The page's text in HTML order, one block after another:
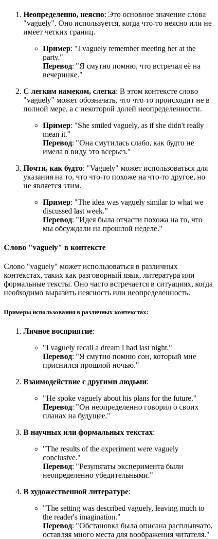
Неопределенно, неясно: Это основное значение слова
"vaguely". Оно используется, когда что-то неясно или не
имеет четких границ.
Пример: "I vaguely remember meeting her at the
party."
Перевод: "Я смутно помню, что встречал её на
вечеринке."
С легким намеком, слегка: В этом контексте слово
"vaguely" может обозначать, что что-то происходит не в
полной мере, а с некоторой долей неопределенности.
Пример: "She smiled vaguely, as if she didn't really
mean it."
Перевод: "Она смутилась слабо, как будто не
имела в виду это всерьез."
Почти, как будто: "Vaguely" может использоваться для
указания на то, что что-то похоже на что-то другое, но
не является этим.
Пример: "The idea was vaguely similar to what we
discussed last week."
Перевод: "Идея была отчасти похожа на то, что
мы обсуждали на прошлой неделе."
Слово "vaguely" в контексте
Слово "vaguely" может использоваться в различных
контекстах, таких как разговорный язык, литература или
формальные тексты. Оно часто встречается в ситуациях, когда
необходимо выразить неясность или неопределенность.
Примеры использования в различных контекстах:
Личное восприятие:
"I vaguely recall a dream I had last night."
Перевод: "Я смутно помню сон, который мне
приснился прошлой ночью."
Взаимодействие с другими людьми:
"He spoke vaguely about his plans for the future."
Перевод: "Он неопределенно говорил о своих
планах на будущее."
В научных или формальных текстах:
"The results of the experiment were vaguely
conclusive."
Перевод: "Результаты эксперимента были
неопределенно убедительными."
В художественной литературе:
"The setting was described vaguely, leaving much to
the reader's imagination."
Перевод: "Обстановка была описана расплывчато,
оставляя много места для воображения читателя."